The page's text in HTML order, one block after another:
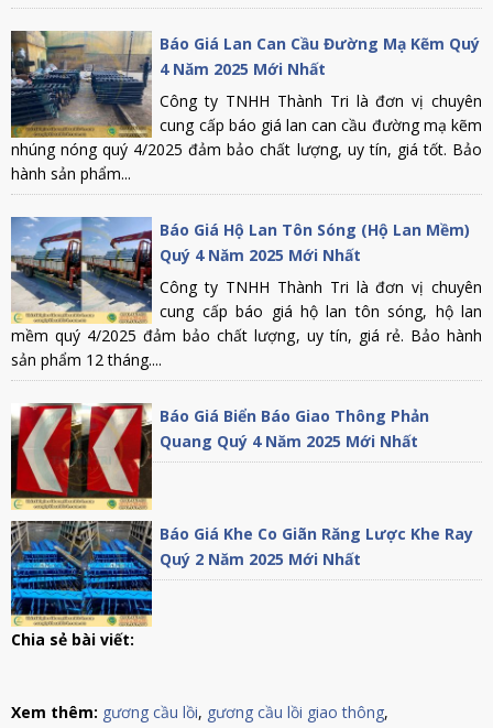
Báo Giá Lan Can Cầu Đường Mạ Kẽm Quý
4 Năm 2025 Mới Nhất
Công ty TNHH Thành Tri là đơn vị chuyên
cung cấp báo giá lan can cầu đường mạ kẽm
nhúng nóng quý 4/2025 đảm bảo chất lượng, uy tín, giá tốt. Bảo
hành sản phẩm...
Báo Giá Hộ Lan Tôn Sóng (Hộ Lan Mềm)
Quý 4 Năm 2025 Mới Nhất
Công ty TNHH Thành Tri là đơn vị chuyên
cung cấp báo giá hộ lan tôn sóng, hộ lan
mềm quý 4/2025 đảm bảo chất lượng, uy tín, giá rẻ. Bảo hành
sản phẩm 12 tháng....
Báo Giá Biển Báo Giao Thông Phản
Quang Quý 4 Năm 2025 Mới Nhất
Báo Giá Khe Co Giãn Răng Lược Khe Ray
Quý 2 Năm 2025 Mới Nhất
Chia sẻ bài viết:
Xem thêm: gương cầu lồi, gương cầu lồi giao thông,